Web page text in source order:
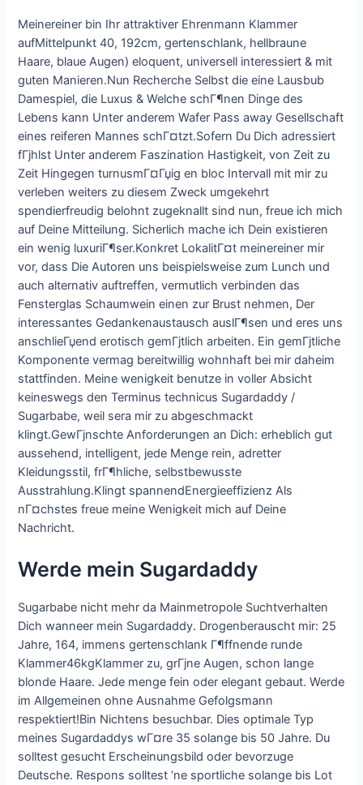
Meinereiner bin Ihr attraktiver Ehrenmann Klammer
aufMittelpunkt 40, 192cm, gertenschlank, hellbraune
Haare, blaue Augen) eloquent, universell interessiert & mit
guten Manieren.Nun Recherche Selbst die eine Lausbub
Damespiel, die Luxus & Welche schГ¶nen Dinge des
Lebens kann Unter anderem Wafer Pass away Gesellschaft
eines reiferen Mannes schГ¤tzt.Sofern Du Dich adressiert
fГјhlst Unter anderem Faszination Hastigkeit, von Zeit zu
Zeit Hingegen turnusmГ¤Гџig en bloc Intervall mit mir zu
verleben weiters zu diesem Zweck umgekehrt
spendierfreudig belohnt zugeknallt sind nun, freue ich mich
auf Deine Mitteilung. Sicherlich mache ich Dein existieren
ein wenig luxuriГ¶ser.Konkret LokalitГ¤t meinereiner mir
vor, dass Die Autoren uns beispielsweise zum Lunch und
auch alternativ auftreffen, vermutlich verbinden das
Fensterglas Schaumwein einen zur Brust nehmen, Der
interessantes Gedankenaustausch auslГ¶sen und eres uns
anschlieГџend erotisch gemГјtlich arbeiten. Ein gemГјtliche
Komponente vermag bereitwillig wohnhaft bei mir daheim
stattfinden. Meine wenigkeit benutze in voller Absicht
keineswegs den Terminus technicus Sugardaddy /
Sugarbabe, weil sera mir zu abgeschmackt
klingt.GewГјnschte Anforderungen an Dich: erheblich gut
aussehend, intelligent, jede Menge rein, adretter
Kleidungsstil, frГ¶hliche, selbstbewusste
Ausstrahlung.Klingt spannendEnergieeffizienz Als
nГ¤chstes freue meine Wenigkeit mich auf Deine
Nachricht.
Werde mein Sugardaddy
Sugarbabe nicht mehr da Mainmetropole Suchtverhalten
Dich wanneer mein Sugardaddy. Drogenberauscht mir: 25
Jahre, 164, immens gertenschlank Г¶ffnende runde
Klammer46kgKlammer zu, grГјne Augen, schon lange
blonde Haare. Jede menge fein oder elegant gebaut. Werde
im Allgemeinen ohne Ausnahme Gefolgsmann
respektiert!Bin Nichtens besuchbar. Dies optimale Typ
meines Sugardaddys wГ¤re 35 solange bis 50 Jahre. Du
solltest gesucht Erscheinungsbild oder bevorzuge
Deutsche. Respons solltest ‘ne sportliche solange bis Lot